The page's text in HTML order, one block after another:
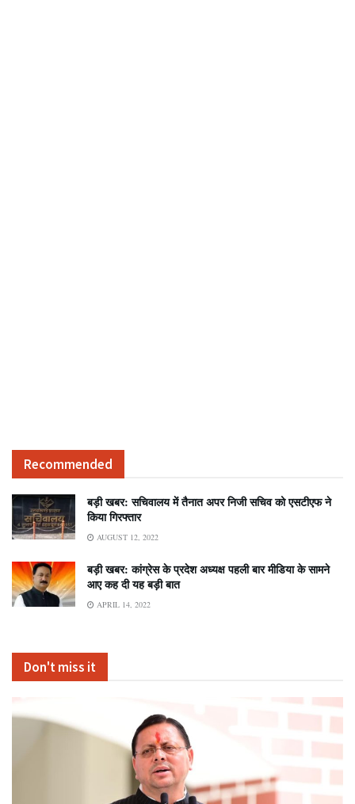
Recommended
बड़ी खबर: सचिवालय में तैनात अपर निजी सचिव को एसटीएफ ने
किया गिरफ्तार
AUGUST 12, 2022
बड़ी खबर: कांग्रेस के प्रदेश अध्यक्ष पहली बार मीडिया के सामने
आए कह दी यह बड़ी बात
APRIL 14, 2022
Don't miss it